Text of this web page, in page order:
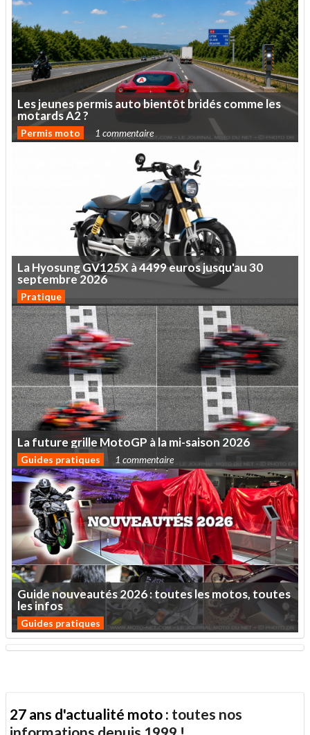
Lesjeunespermisautobientôt bridéscommeles
motardsA2?
Permis moto 1 commentaire
LaHyosungGV125X à4499eurosjusqu'au30
septembre2026
Pratique
Lafuturegrille MotoGP àlami-saison 2026
Guides pratiques 1 commentaire
Guidenouveautés2026:touteslesmotos,toutes
lesinfos
Guides pratiques
27 ans d'actualité moto : toutes nos